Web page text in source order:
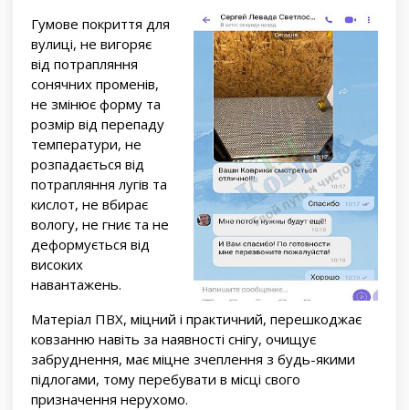
Гумове покриття для
вулиці, не вигоряє
від потрапляння
сонячних променів,
не змінює форму та
розмір від перепаду
температури, не
розпадається від
потрапляння лугів та
кислот, не вбирає
вологу, не гниє та не
деформується від
високих
навантажень.
Матеріал ПВХ, міцний і практичний, перешкоджає
ковзанню навіть за наявності снігу, очищує
забруднення, має міцне зчеплення з будь-якими
підлогами, тому перебувати в місці свого
призначення нерухомо.